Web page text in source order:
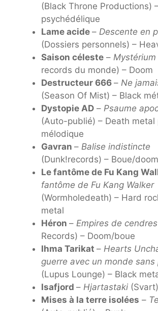
(Black Throne Productions)
psychédélique
Lame acide – Descente en
(Dossiers personnels) –
Saison céleste – Mystérium
records du monde) – Doom
Destructeur 666 – Ne
(Season Of Mist) – Black
Dystopie AD – Psaume
(Auto-publié) – Death metal
mélodique
Gavran – Balise indistincte
(Dunk!records) – Boue/doom
Le fantôme de Fu Kang
fantôme de Fu Kang Walker
(Wormholedeath) – Hard
metal
Héron – Empires de cendres
Records) – Doom/boue
Ihma Tarikat – Hearts
guerre avec un monde sans
(Lupus Lounge) – Black
Isafjord – Hjartastaki
Mises à la terre isolées –